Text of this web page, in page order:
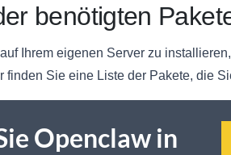
benötigten
Ihrem eigenen Server zu
finden Sie eine Liste der Pakete, die